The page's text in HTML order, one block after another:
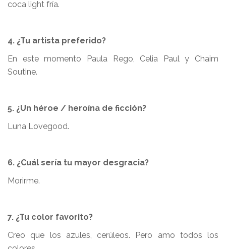
coca light fría.
4. ¿Tu artista preferido?
En este momento Paula Rego, Celia Paul y Chaim
Soutine.
5. ¿Un héroe / heroína de ficción?
Luna Lovegood.
6. ¿Cuál sería tu mayor desgracia?
Morirme.
7. ¿Tu color favorito?
Creo que los azules, cerúleos. Pero amo todos los